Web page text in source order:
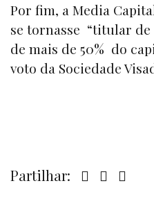
Por fim, a Media
se tornasse “titular de
de mais de 50% do
voto da Sociedade
Partilhar: